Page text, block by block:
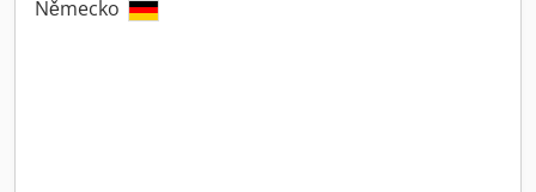
Německo